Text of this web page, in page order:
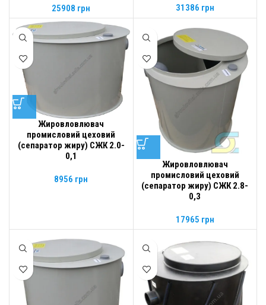
25908 грн 31386 грн
Жировловлювач
промисловий цеховий
(сепаратор жиру) СЖК 2.0-
0,1
8956 грн
Жировловлювач
промисловий цеховий
(сепаратор жиру) СЖК 2.8-
0,3
17965 грн